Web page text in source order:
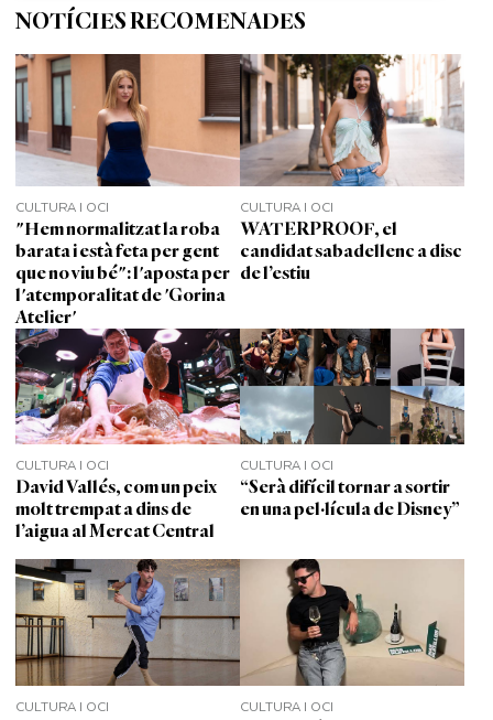
NOTÍCIES RECOMENADES
CULTURA I OCI
"Hem normalitzat la roba
barata i està feta per gent
que no viu bé": l'aposta per
l'atemporalitat de 'Gorina
Atelier'
CULTURA I OCI
WATERPROOF, el
candidat sabadellenc a disc
de l’estiu
CULTURA I OCI
David Vallés, com un peix
molt trempat a dins de
l’aigua al Mercat Central
CULTURA I OCI
“Serà difícil tornar a sortir
en una pel·lícula de Disney”
CULTURA I OCI CULTURA I OCI